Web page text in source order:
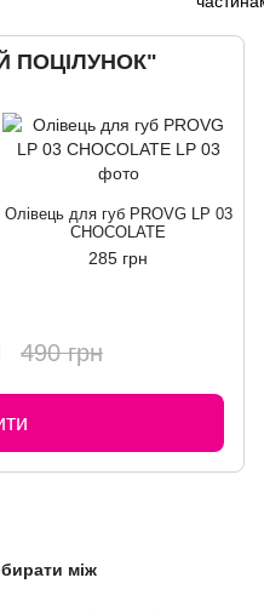
ПОЦІЛУНОК"
Олівець для губ PROVG LP 03
CHOCOLATE
285 грн
490 грн
між